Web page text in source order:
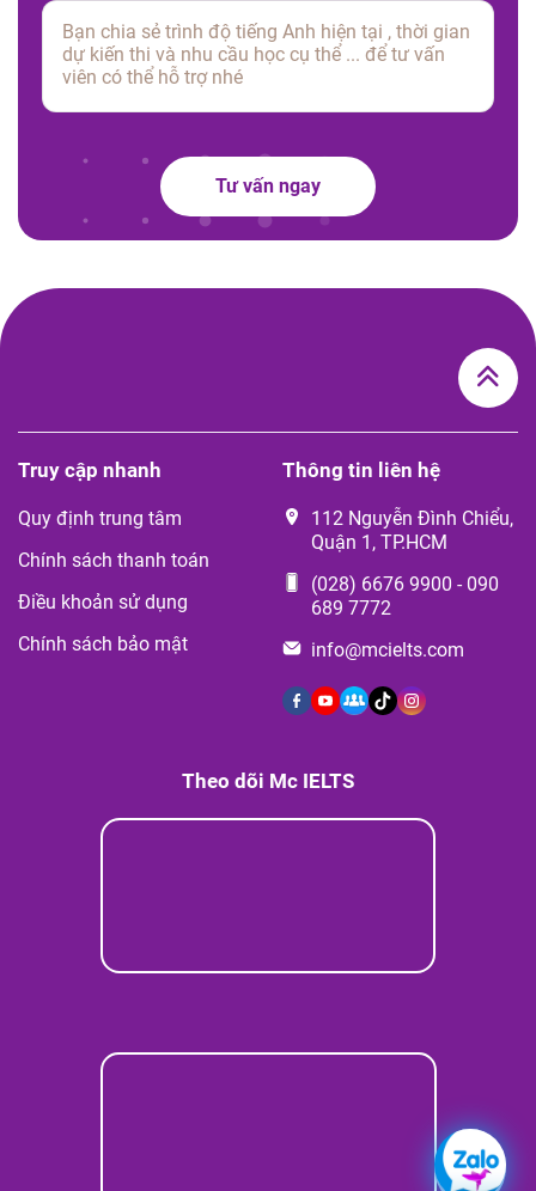
Tư vấn ngay
Truy cập nhanh
Quy định trung tâm
Chính sách thanh toán
Điều khoản sử dụng
Chính sách bảo mật
Thông tin liên hệ
112 Nguyễn Đình Chiểu,
Quận 1, TP.HCM
(028) 6676 9900 - 090
689 7772
info@mcielts.com
Theo dõi Mc IELTS